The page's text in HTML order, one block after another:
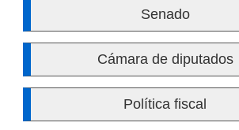
Senado
Cámara de diputados
Política fiscal